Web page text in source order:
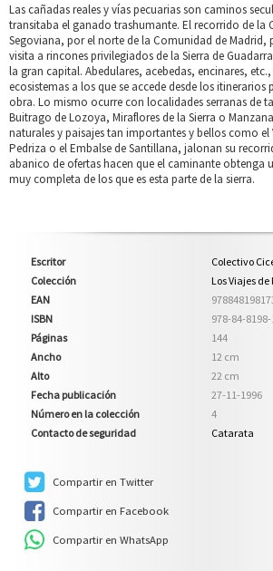
Las cañadas reales y vías pecuarias son caminos
transitaba el ganado trashumante. El recorrido de la
Segoviana, por el norte de la Comunidad de Madrid,
visita a rincones privilegiados de la Sierra de
la gran capital. Abedulares, acebedas, encinares,
ecosistemas a los que se accede desde los itinerarios
obra. Lo mismo ocurre con localidades serranas de
Buitrago de Lozoya, Miraflores de la Sierra o
naturales y paisajes tan importantes y bellos como el
Pedriza o el Embalse de Santillana, jalonan su
abanico de ofertas hacen que el caminante obtenga
muy completa de los que es esta parte de la sierra.
Escritor
Colectivo
Colección
Los Viajes
EAN
ISBN
978-84-
Páginas
144
Ancho
12 cm
Alto
22 cm
Fecha publicación
27-11-1996
Número en la colección
4
Contacto de seguridad
Catarata
Compartir en Twitter
Compartir en Facebook
Compartir en WhatsApp